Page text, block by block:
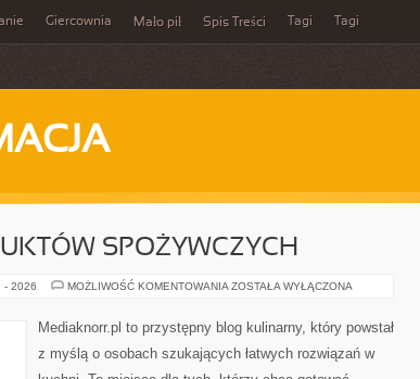
Giercownia Mało pił Spis Treści Tagi Tagi
SPOŻYWCZYCH
- 2026 MOŻLIWOŚĆ KOMENTOWANIA RECENZJE
ZOSTAŁA WYŁĄCZONA
Mediaknorr.pl to przystępny blog kulinarny, który powstał
z myślą o osobach szukających łatwych rozwiązań w